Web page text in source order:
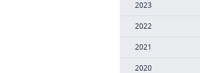
2023
2022
2021
2020